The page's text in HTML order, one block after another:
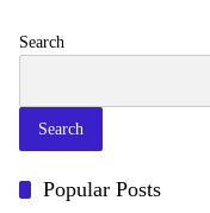
Search
Search
Popular Posts
Kota